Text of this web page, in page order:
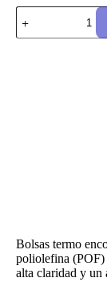
Bolsas termo
poliolefina (POF)
alta claridad y un